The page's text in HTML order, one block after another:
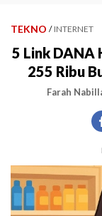
TEKNO / INTERNET
5 Link DANA
255 Ribu
Farah